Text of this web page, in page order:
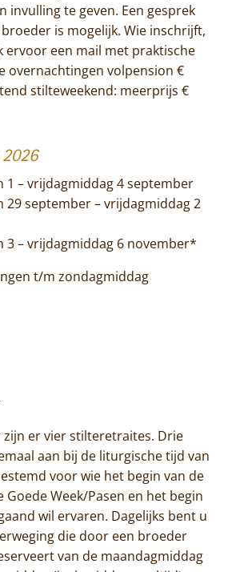
Actueel
worden
Contact
invulling te geven. Een gesprek
is mogelijk. Wie inschrijft,
ervoor een mail met praktische
overnachtingen volpension €
stilteweekend: meerprijs €
1 – vrijdagmiddag 4 september
29 september – vrijdagmiddag 2
3 – vrijdagmiddag 6 november*
t/m zondagmiddag
er vier stilteretraites. Drie
aan bij de liturgische tijd van
voor wie het begin van de
Week/Pasen en het begin
wil ervaren. Dagelijks bent u
die door een broeder
van de maandagmiddag